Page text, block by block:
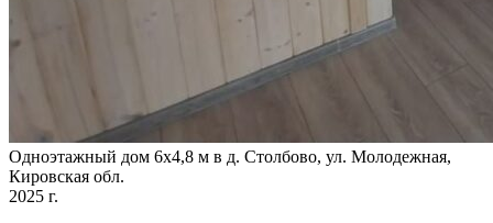
Одноэтажный дом 6х4,8 м в д. Столбово, ул. Молодежная,
Кировская обл.
2025 г.